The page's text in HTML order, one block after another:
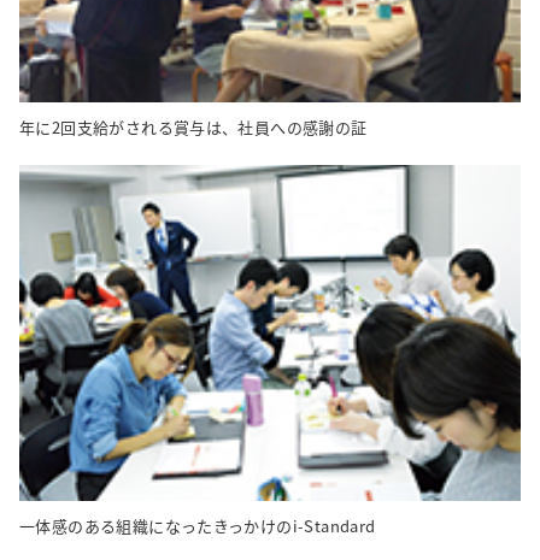
年に2回支給がされる賞与は、社員への感謝の証
一体感のある組織になったきっかけのi-Standard